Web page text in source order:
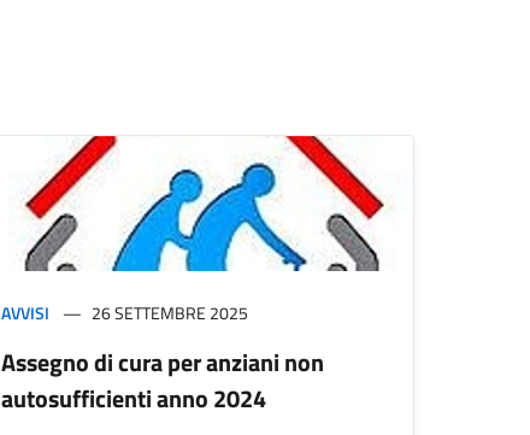
AVVISI 26 SETTEMBRE 2025
Assegno di cura per anziani non
autosufficienti anno 2024